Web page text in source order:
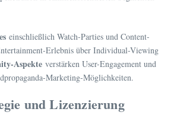
einschließlich Watch-Parties und Content-
Erlebnis über Individual-Viewing
Aspekte verstärken User-Engagement und
Marketing-Möglichkeiten.
und Lizenzierung